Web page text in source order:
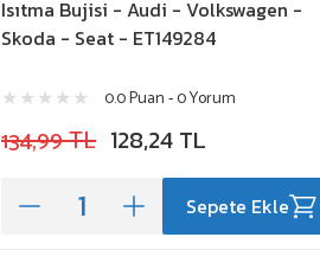
Isıtma Bujisi - Audi - Volkswagen -
Skoda - Seat - ET149284
0.0 Puan - 0 Yorum
134,99 TL 128,24 TL
Sepete Ekle